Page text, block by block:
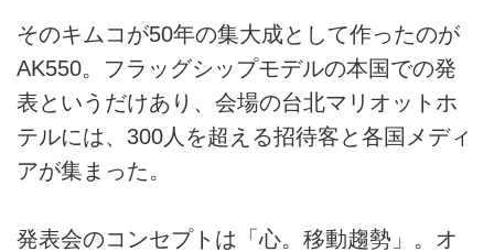
そのキムコが50年の集大成として作ったのが
AK550。フラッグシップモデルの本国での発
表というだけあり、会場の台北マリオットホ
テルには、300人を超える招待客と各国メディ
アが集まった。
発表会のコンセプトは「心。移動趨勢」。オ